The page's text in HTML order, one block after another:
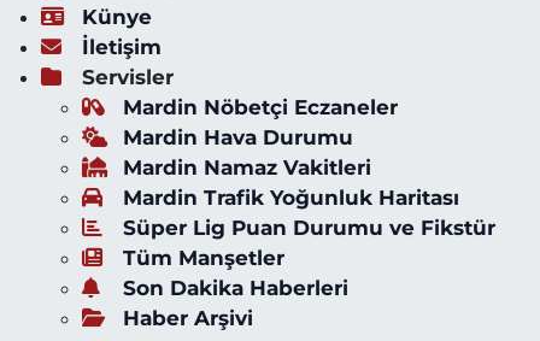
Künye
İletişim
Servisler
Mardin Nöbetçi Eczaneler
Mardin Hava Durumu
Mardin Namaz Vakitleri
Mardin Trafik Yoğunluk Haritası
Süper Lig Puan Durumu ve Fikstür
Tüm Manşetler
Son Dakika Haberleri
Haber Arşivi